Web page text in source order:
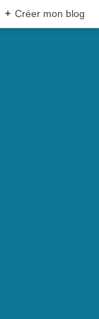
+ Créer mon blog